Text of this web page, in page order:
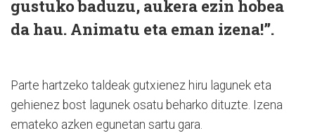
gustuko baduzu, aukera ezin hobea
da hau. Animatu eta eman izena!”.
Parte hartzeko taldeak gutxienez hiru lagunek eta
gehienez bost lagunek osatu beharko dituzte. Izena
emateko azken egunetan sartu gara.